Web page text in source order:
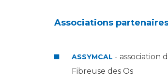
Associations
ASSYMCAL - association
Fibreuse des Os